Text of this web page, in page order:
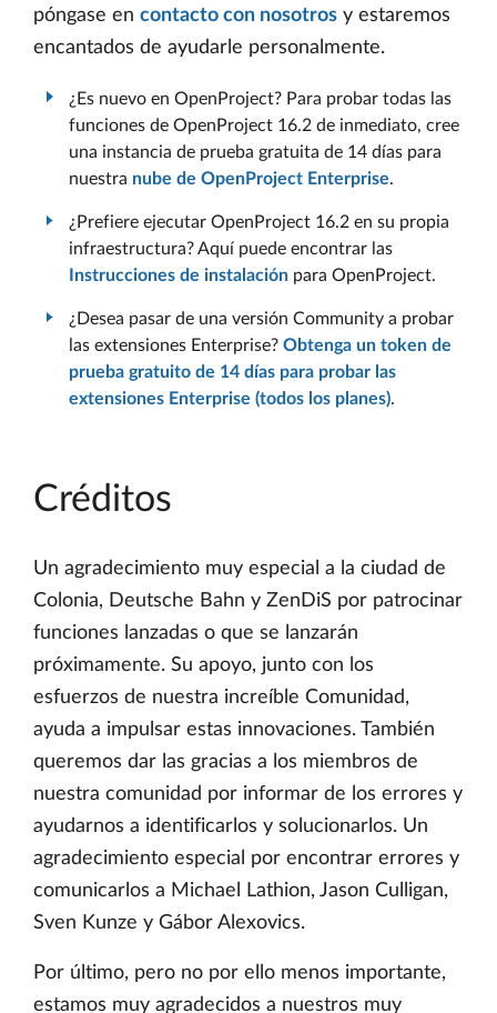
póngase en contacto con nosotros y estaremos
encantados de ayudarle personalmente.
¿Es nuevo en OpenProject? Para probar todas las
funciones de OpenProject 16.2 de inmediato, cree
una instancia de prueba gratuita de 14 días para
nuestra nube de OpenProject Enterprise.
¿Prefiere ejecutar OpenProject 16.2 en su propia
infraestructura? Aquí puede encontrar las
Instrucciones de instalación para OpenProject.
¿Desea pasar de una versión Community a probar
las extensiones Enterprise? Obtenga un token de
prueba gratuito de 14 días para probar las
extensiones Enterprise (todos los planes).
Créditos
Un agradecimiento muy especial a la ciudad de
Colonia, Deutsche Bahn y ZenDiS por patrocinar
funciones lanzadas o que se lanzarán
próximamente. Su apoyo, junto con los
esfuerzos de nuestra increíble Comunidad,
ayuda a impulsar estas innovaciones. También
queremos dar las gracias a los miembros de
nuestra comunidad por informar de los errores y
ayudarnos a identificarlos y solucionarlos. Un
agradecimiento especial por encontrar errores y
comunicarlos a Michael Lathion, Jason Culligan,
Sven Kunze y Gábor Alexovics.
Por último, pero no por ello menos importante,
estamos muy agradecidos a nuestros muy